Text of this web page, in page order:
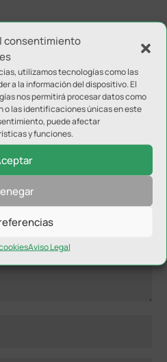
consentimiento
utilizamos tecnologías como las
a la información del dispositivo. El
nos permitirá procesar datos como
o las identificaciones únicas en este
puede afectar
y funciones.
Aviso Legal
el octubre 14, 2023 a las 20:26
con